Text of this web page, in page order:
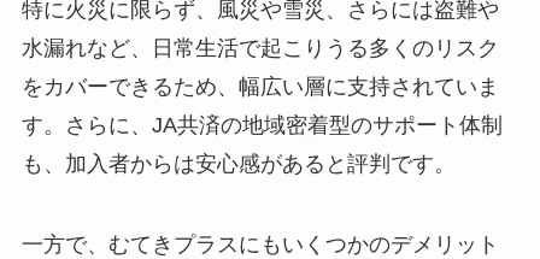
特に火災に限らず、風災や雪災、さらには盗難や
水漏れなど、日常生活で起こりうる多くのリスク
をカバーできるため、幅広い層に支持されていま
す。さらに、JA共済の地域密着型のサポート体制
も、加入者からは安心感があると評判です。
一方で、むてきプラスにもいくつかのデメリット